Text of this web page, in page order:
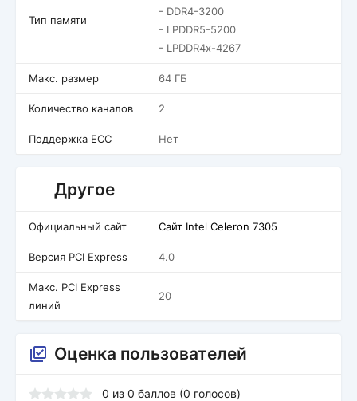
Тип памяти
- DDR4-3200
- LPDDR5-5200
- LPDDR4x-4267
Макс. размер 64 ГБ
Количество каналов 2
Поддержка ECC Нет
Другое
Официальный сайт Сайт Intel Celeron 7305
Версия PCI Express 4.0
Макс. PCI Express
линий
20
Оценка пользователей
0 из 0 баллов (0 голосов)